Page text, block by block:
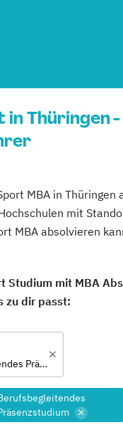
Thüringen -
MBA in Thüringen
mit
MBA absolvieren
Studium mit MBA
zu dir passt:
Berufsbegleitendes Präsenzstudium